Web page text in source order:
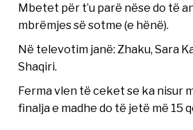
Mbetet për t’u parë nëse do të
mbrëmjes së sotme (e hënë).
Në televotim janë: Zhaku, Sara
Shaqiri.
Ferma vlen të ceket se ka nisur
finalja e madhe do të jetë më 15